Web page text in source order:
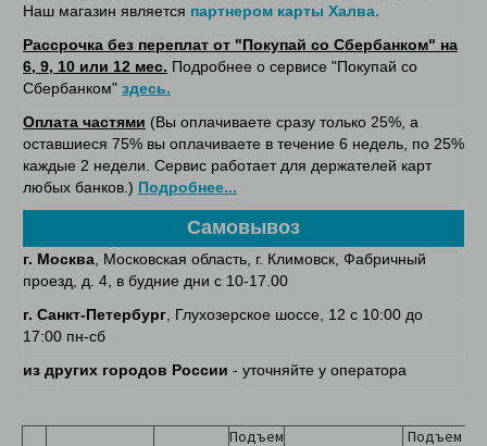
Наш магазин является партнером карты Халва.
Рассрочка без переплат от "Покупай со Сбербанком" на
6, 9, 10 или 12 мес. Подробнее о сервисе "Покупай со
Сбербанком" здесь.
Оплата частями (Вы оплачиваете сразу только 25%, а
оставшиеся 75% вы оплачиваете в течение 6 недель, по 25%
каждые 2 недели. Сервис работает для держателей карт
любых банков.) Подробнее...
Самовывоз
г. Москва, Московская область, г. Климовск, Фабричный
проезд, д. 4, в будние дни с 10-17.00
г. Санкт-Петербург, Глухозерское шоссе, 12 с 10:00 до
17:00 пн-сб
из других городов России - уточняйте у оператора
Подъем
Подъем